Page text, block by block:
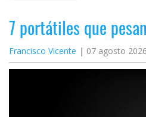
7 portátiles que
Francisco Vicente 07 agosto